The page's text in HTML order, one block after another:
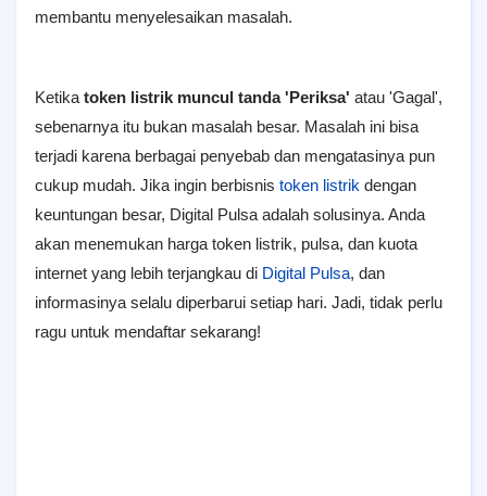
membantu menyelesaikan masalah.
Ketika token listrik muncul tanda 'Periksa' atau 'Gagal',
sebenarnya itu bukan masalah besar. Masalah ini bisa
terjadi karena berbagai penyebab dan mengatasinya pun
cukup mudah. Jika ingin berbisnis token listrik dengan
keuntungan besar, Digital Pulsa adalah solusinya. Anda
akan menemukan harga token listrik, pulsa, dan kuota
internet yang lebih terjangkau di Digital Pulsa, dan
informasinya selalu diperbarui setiap hari. Jadi, tidak perlu
ragu untuk mendaftar sekarang!